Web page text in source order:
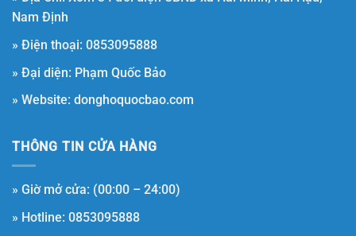
Nam Định
» Điện thoại: 0853095888
» Đại diện: Phạm Quốc Bảo
» Website: donghoquocbao.com
THÔNG TIN CỬA HÀNG
» Giờ mở cửa: (00:00 – 24:00)
» Hotline: 0853095888